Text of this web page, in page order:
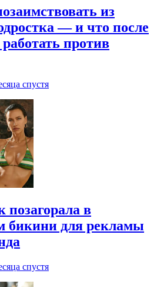
из
— и что после
против
спустя
в
бикини для рекламы
спустя